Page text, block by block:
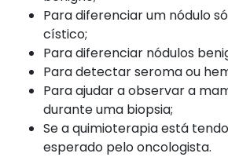
Para diferenciar um nódulo
cístico;
Para diferenciar nódulos
Para detectar seroma ou
Para ajudar a observar a
durante uma biopsia;
Se a quimioterapia está
esperado pelo oncologista.